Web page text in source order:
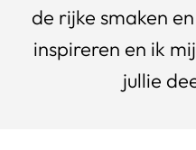
de rijke smaken
inspireren en ik
jullie